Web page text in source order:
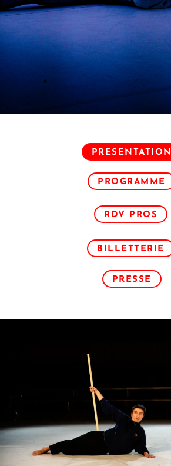
PRESENTATION
PROGRAMME
RDV PROS
BILLETTERIE
PRESSE